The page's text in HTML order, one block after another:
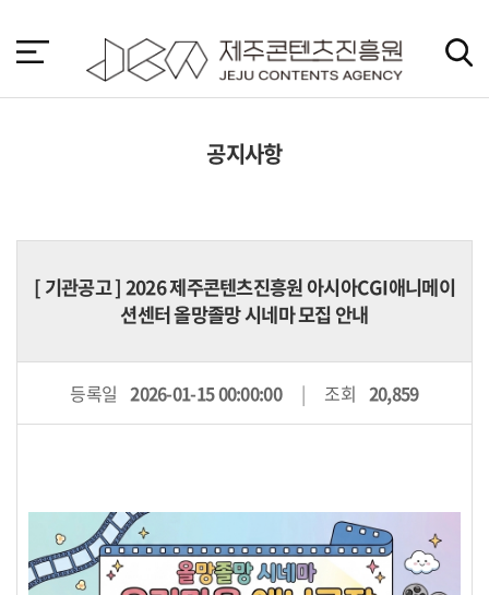
바
가
공지사항
[기관공고] 2026 제주콘텐츠진흥원 아시아CGI애니메이
션센터 올망졸망 시네마 모집 안내
등록일 2026-01-15 00:00:00 조회 20,859